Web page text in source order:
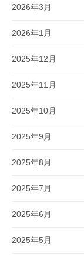
2026年3月
2026年1月
2025年12月
2025年11月
2025年10月
2025年9月
2025年8月
2025年7月
2025年6月
2025年5月